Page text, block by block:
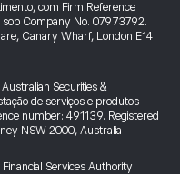
com Firm Reference
Company No. 07973792.
Canary Wharf, London E14
Securities &
de serviços e produtos
number: 491139. Registered
NSW 2000, Australia
Services Authority